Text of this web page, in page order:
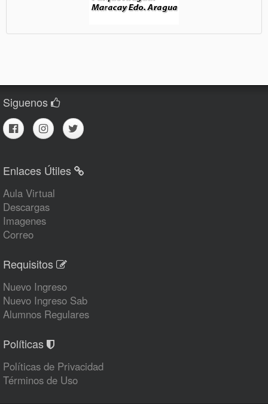
Siguenos
Enlaces Útiles
Aula Virtual
Descargas
Imagenes
Correo
Requisitos
Nuevo Ingreso
Nuevo Ingreso Sab
Alumnos Regulares
Políticas
Políticas de Privacidad
Términos de Uso